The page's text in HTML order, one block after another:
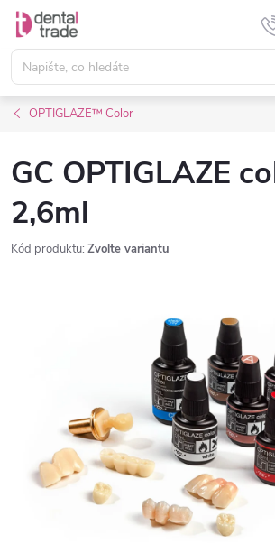
Přejít
obsah
OPTIGLAZE™ Color
GC OPTIGLAZE
2,6ml
Kód produktu: Zvolte variantu